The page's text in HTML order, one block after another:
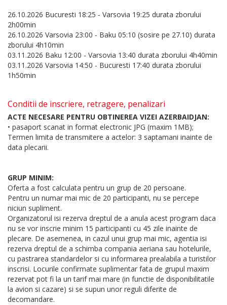
26.10.2026 Bucuresti 18:25 - Varsovia 19:25 durata zborului
2h00min
26.10.2026 Varsovia 23:00 - Baku 05:10 (sosire pe 27.10) durata
zborului 4h10min
03.11.2026 Baku 12:00 - Varsovia 13:40 durata zborului 4h40min
03.11.2026 Varsovia 14:50 - Bucuresti 17:40 durata zborului
1h50min
Conditii de inscriere, retragere, penalizari
ACTE NECESARE PENTRU OBTINEREA VIZEI AZERBAIDJAN:
• pasaport scanat in format electronic JPG (maxim 1MB);
Termen limita de transmitere a actelor: 3 saptamani inainte de
data plecarii.
GRUP MINIM:
Oferta a fost calculata pentru un grup de 20 persoane.
Pentru un numar mai mic de 20 participanti, nu se percepe
niciun supliment.
Organizatorul isi rezerva dreptul de a anula acest program daca
nu se vor inscrie minim 15 participanti cu 45 zile inainte de
plecare. De asemenea, in cazul unui grup mai mic, agentia isi
rezerva dreptul de a schimba compania aeriana sau hotelurile,
cu pastrarea standardelor si cu informarea prealabila a turistilor
inscrisi. Locurile confirmate suplimentar fata de grupul maxim
rezervat pot fi la un tarif mai mare (in functie de disponibilitatile
la avion si cazare) si se supun unor reguli diferite de
decomandare.